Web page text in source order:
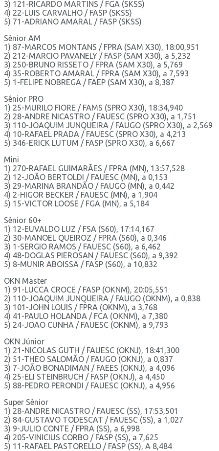
3) 121-RICARDO MARTINS / FGA (SKSS)
4) 22-LUIS CARVALHO / FASP (SKSS)
5) 71-ADRIANO AMARAL / FASP (SKSS)
Sênior AM
1) 87-MARCOS MONTANS / FPRA (SAM X30), 18:00,951
2) 212-MARCIO PAVANELY / FASP (SAM X30), a 5,232
3) 250-BRUNO RISSETO / FPRA (SAM X30), a 5,769
4) 35-ROBERTO AMARAL / FPRA (SAM X30), a 7,593
5) 1-FELIPE NOBREGA / FAEP (SAM X30), a 8,387
Sênior PRO
1) 25-MURILO FIORE / FAMS (SPRO X30), 18:34,940
2) 28-ANDRE NICASTRO / FAUESC (SPRO X30), a 1,751
3) 110-JOAQUIM JUNQUEIRA / FAUGO (SPRO X30), a 2,569
4) 10-RAFAEL PRADA / FAUESC (SPRO X30), a 4,213
5) 346-ERICK LUTUM / FASP (SPRO X30), a 6,667
Mini
1) 270-RAFAEL GUIMARÃES / FPRA (MN), 13:57,528
2) 12-JOÃO BERTOLDI / FAUESC (MN), a 0,153
3) 29-MARINA BRANDÃO / FAUGO (MN), a 0,442
4) 2-HIGOR BECKER / FAUESC (MN), a 1,904
5) 15-VICTOR LOOSE / FGA (MN), a 5,184
Sênior 60+
1) 12-EUVALDO LUZ / FSA (S60), 17:14,167
2) 30-MANOEL QUEIROZ / FPRA (S60), a 0,346
3) 1-SERGIO RAMOS / FAUESC (S60), a 6,462
4) 48-DOGLAS PIEROSAN / FAUESC (S60), a 9,392
5) 8-MUNIR ABOISSA / FASP (S60), a 10,832
OKN Master
1) 91-LUCCA CROCE / FASP (OKNM), 20:05,551
2) 110-JOAQUIM JUNQUEIRA / FAUGO (OKNM), a 0,838
3) 101-JOHN LOUIS / FPRA (OKNM), a 3,768
4) 41-PAULO HOLANDA / FCA (OKNM), a 7,380
5) 24-JOAO CUNHA / FAUESC (OKNM), a 9,793
OKN Júnior
1) 21-NICOLAS GUTH / FAUESC (OKNJ), 18:41,300
2) 51-THEO SALOMÃO / FAUGO (OKNJ), a 0,837
3) 7-JOÃO BONADIMAN / FAEES (OKNJ), a 4,096
4) 25-ELI STEINBRUCH / FASP (OKNJ), a 4,450
5) 88-PEDRO PERONDI / FAUESC (OKNJ), a 4,956
Super Sênior
1) 28-ANDRE NICASTRO / FAUESC (SS), 17:53,501
2) 84-GUSTAVO TODESCAT / FAUESC (SS), a 1,027
3) 9-JULIO CONTE / FPRA (SS), a 6,998
4) 205-VINICIUS CORBO / FASP (SS), a 7,625
5) 11-RAFAEL PASTORELLO / FASP (SS), A 8,484